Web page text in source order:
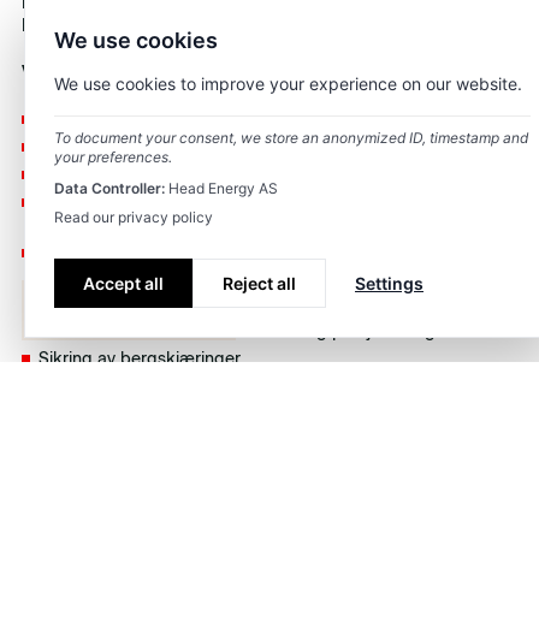
Om Team Kontakt
Vi tilbyr bl.a. følgende tjenester:
RIG/RIGeo i prosjekter
Fundamenteringsløsninger; direktefundamentering,
pelefundamentering
bevaring av myr
Bistand med geoteknisk forståelse i due-diligence prosesser
Sikring av bergskjæringer
We use cookies
We use cookies to improve your experience on our website.
To document your consent, we store an anonymized ID, timestamp and
your preferences.
Data Controller: Head Energy AS
Read our privacy policy
Accept all Reject all Settings